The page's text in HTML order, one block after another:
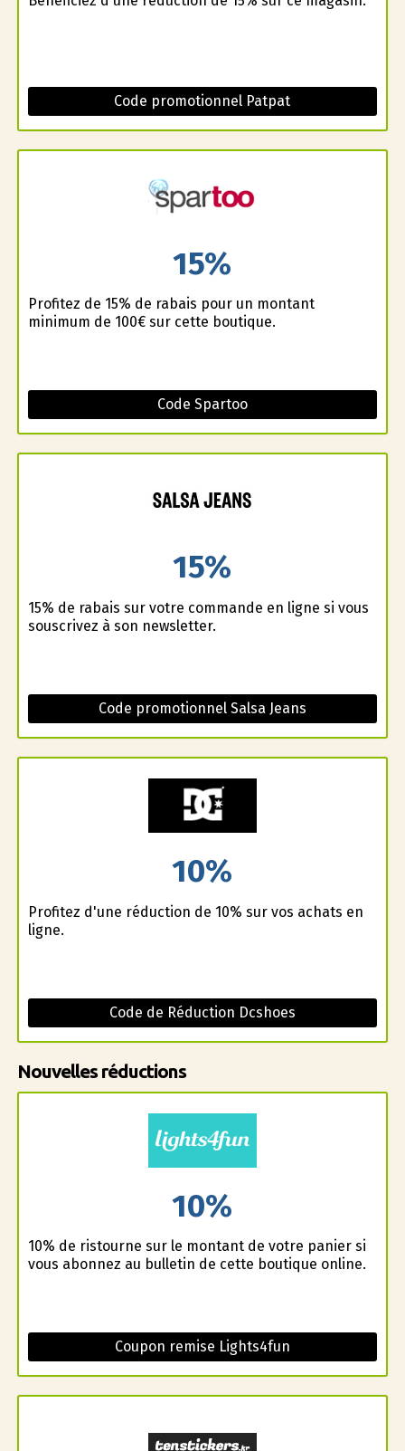
Code promotionnel Patpat
15%
Profitez de 15% de rabais pour un montant
minimum de 100€ sur cette boutique.
Code Spartoo
15%
15% de rabais sur votre commande en ligne si vous
souscrivez à son newsletter.
Code promotionnel Salsa Jeans
10%
Profitez d'une réduction de 10% sur vos achats en
ligne.
Code de Réduction Dcshoes
Nouvelles réductions
10%
10% de ristourne sur le montant de votre panier si
vous abonnez au bulletin de cette boutique online.
Coupon remise Lights4fun